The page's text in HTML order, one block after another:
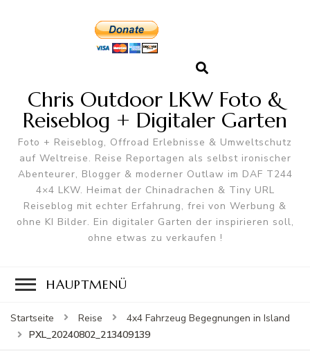
Chris Outdoor LKW Foto &
Reiseblog + Digitaler Garten
Foto + Reiseblog, Offroad Erlebnisse & Umweltschutz
auf Weltreise. Reise Reportagen als selbst ironischer
Abenteurer, Blogger & moderner Outlaw im DAF T244
4×4 LKW. Heimat der Chinadrachen & Tiny URL
Reiseblog mit echter Erfahrung, frei von Werbung &
ohne KI Bilder. Ein digitaler Garten der inspirieren soll,
ohne etwas zu verkaufen !
HAUPTMENÜ
Startseite Reise
4x4 Fahrzeug Begegnungen in Island
PXL_20240802_213409139